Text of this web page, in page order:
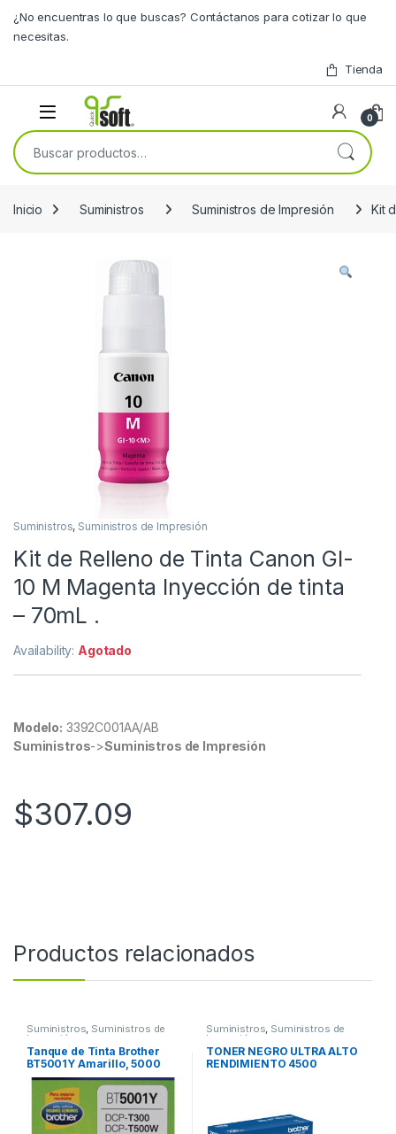
¿No encuentras lo que buscas? Contáctanos para cotizar lo que
necesitas.
Tienda
0
Buscar por:
Inicio Suministros Suministros de Impresión Kit
Suministros, Suministros de Impresión
Kit de Relleno de Tinta Canon GI-
10 M Magenta Inyección de tinta
– 70mL .
Availability: Agotado
Modelo: 3392C001AA/AB
Suministros->Suministros de Impresión
$307.09
Productos relacionados
Suministros, Suministros de
Impresión
Tanque de Tinta Brother
BT5001Y Amarillo, 5000
Páginas RENDIMIENTO
5000 PGS
Suministros, Suministros de
Impresión
TONER NEGRO ULTRA ALTO
RENDIMIENTO 4500